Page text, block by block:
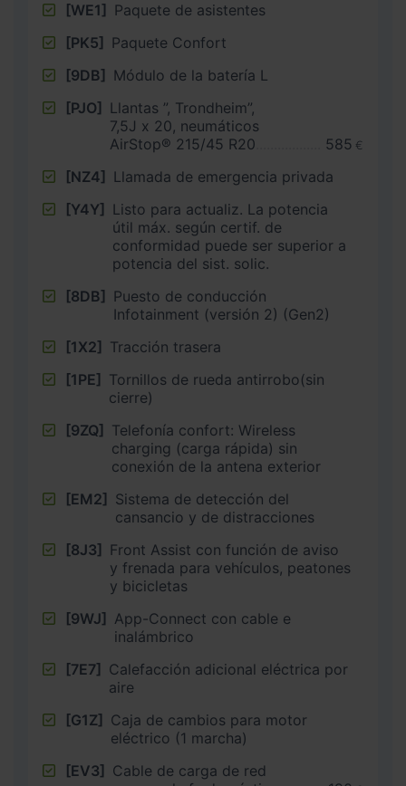
[WE1] Paquete de asistentes
[PK5] Paquete Confort
[9DB] Módulo de la batería L
[PJO] Llantas ”, Trondheim”,
7,5J x 20, neumáticos
AirStop® 215/45 R20
585 €
[NZ4] Llamada de emergencia privada
[Y4Y] Listo para actualiz. La potencia
útil máx. según certif. de
conformidad puede ser superior a
potencia del sist. solic.
[8DB] Puesto de conducción
Infotainment (versión 2) (Gen2)
[1X2] Tracción trasera
[1PE] Tornillos de rueda antirrobo(sin
cierre)
[9ZQ] Telefonía confort: Wireless
charging (carga rápida) sin
conexión de la antena exterior
[EM2] Sistema de detección del
cansancio y de distracciones
[8J3] Front Assist con función de aviso
y frenada para vehículos, peatones
y bicicletas
[9WJ] App-Connect con cable e
inalámbrico
[7E7] Calefacción adicional eléctrica por
aire
[G1Z] Caja de cambios para motor
eléctrico (1 marcha)
[EV3] Cable de carga de red